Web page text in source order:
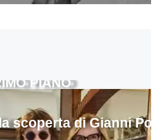
scoperta di Gianni
PIANO